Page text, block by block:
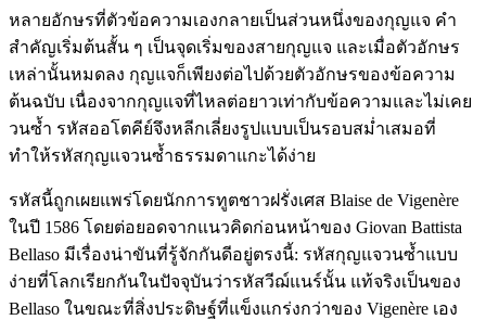
หลายอักษรที่ตัวข้อความเองกลายเป็นส่วนหนึ่งของกุญแจ คำ
สำคัญเริ่มต้นสั้น ๆ เป็นจุดเริ่มของสายกุญแจ และเมื่อตัวอักษร
เหล่านั้นหมดลง กุญแจก็เพียงต่อไปด้วยตัวอักษรของข้อความ
ต้นฉบับ เนื่องจากกุญแจที่ไหลต่อยาวเท่ากับข้อความและไม่เคย
วนซ้ำ รหัสออโตคีย์จึงหลีกเลี่ยงรูปแบบเป็นรอบสม่ำเสมอที่
ทำให้รหัสกุญแจวนซ้ำธรรมดาแกะได้ง่าย
รหัสนี้ถูกเผยแพร่โดยนักการทูตชาวฝรั่งเศส Blaise de Vigenère
ในปี 1586 โดยต่อยอดจากแนวคิดก่อนหน้าของ Giovan Battista
Bellaso มีเรื่องน่าขันที่รู้จักกันดีอยู่ตรงนี้: รหัสกุญแจวนซ้ำแบบ
ง่ายที่โลกเรียกกันในปัจจุบันว่ารหัสวีฌ์แนร์นั้น แท้จริงเป็นของ
Bellaso ในขณะที่สิ่งประดิษฐ์ที่แข็งแกร่งกว่าของ Vigenère เอง